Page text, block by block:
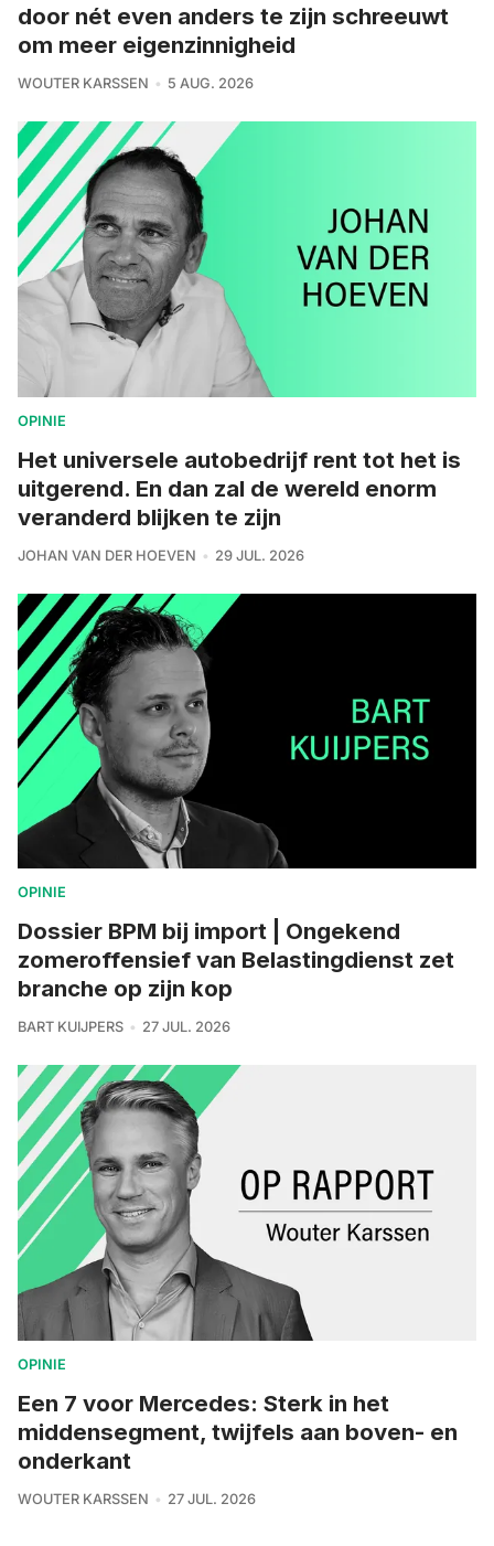
door nét even anders te zijn schreeuwt
om meer eigenzinnigheid
WOUTER KARSSEN 5 AUG. 2026
OPINIE
Het universele autobedrijf rent tot het is
uitgerend. En dan zal de wereld enorm
veranderd blijken te zijn
JOHAN VAN DER HOEVEN 29 JUL. 2026
OPINIE
Dossier BPM bij import | Ongekend
zomeroffensief van Belastingdienst zet
branche op zijn kop
BART KUIJPERS 27 JUL. 2026
OPINIE
Een 7 voor Mercedes: Sterk in het
middensegment, twijfels aan boven- en
onderkant
WOUTER KARSSEN 27 JUL. 2026